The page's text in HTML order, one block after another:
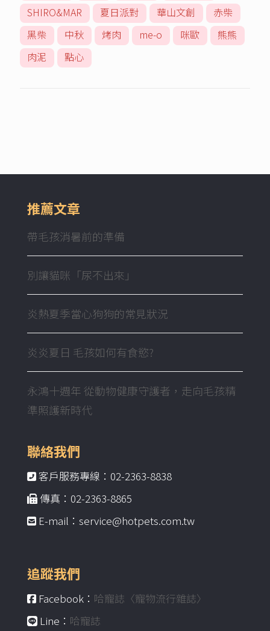
SHIRO&MAR
夏日派對 華山文創
赤柴
黑柴
中秋 烤肉 me-o 咪歐
熊熊
肉泥
點心
推薦文章
帶毛孩消暑前的準備
別讓貓咪「尿不出來」
炎熱夏季當心狗狗的常見狀況
炎炎夏日 毛孩如何有食慾?
永鴻十週年 從動物健康守護者，走向毛孩精
準照護新時代
聯絡我們
客戶服務專線：02-2363-8838
傳真：02-2363-8865
E-mail：service@hotpets.com.tw
追蹤我們
Facebook： 哈寵誌〈寵物流行雜誌〉
Line： 哈寵誌